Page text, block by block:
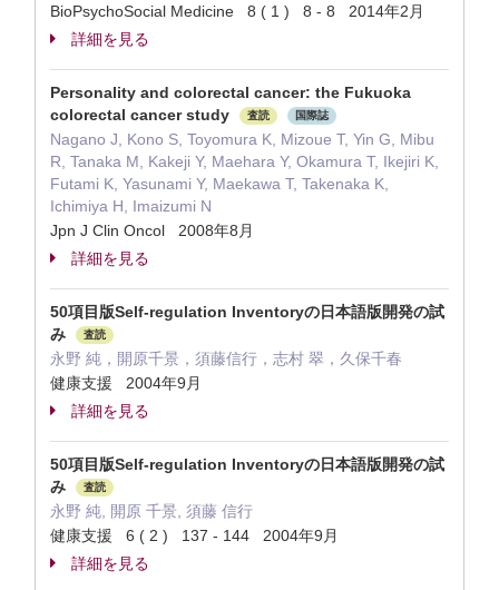
BioPsychoSocial Medicine 8 ( 1 ) 8 - 8 2014年2月
詳細を見る
Personality and colorectal cancer: the Fukuoka
colorectal cancer study
査読 国際誌
Nagano J, Kono S, Toyomura K, Mizoue T, Yin G, Mibu
R, Tanaka M, Kakeji Y, Maehara Y, Okamura T, Ikejiri K,
Futami K, Yasunami Y, Maekawa T, Takenaka K,
Ichimiya H, Imaizumi N
Jpn J Clin Oncol 2008年8月
詳細を見る
50項目版Self-regulation Inventoryの日本語版開発の試
み
査読
永野 純，開原千景，須藤信行，志村 翠，久保千春
健康支援 2004年9月
詳細を見る
50項目版Self-regulation Inventoryの日本語版開発の試
み
査読
永野 純, 開原 千景, 須藤 信行
健康支援 6 ( 2 ) 137 - 144 2004年9月
詳細を見る